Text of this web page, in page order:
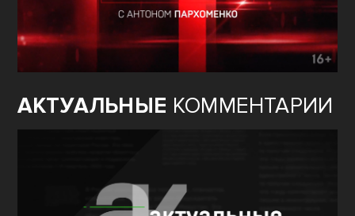
АКТУАЛЬНЫЕ КОММЕНТАРИИ